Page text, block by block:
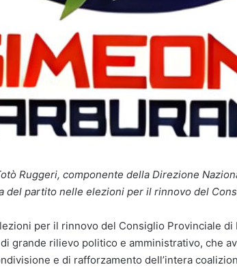
Ruggeri, componente della Direzione
del partito nelle elezioni per il rinnovo del
per il rinnovo del Consiglio Provinciale di
grande rilievo politico e amministrativo, che
e di rafforzamento dell’intera